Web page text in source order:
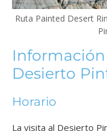
Ruta Painted Desert
Desierto
Horario
La visita al Desierto